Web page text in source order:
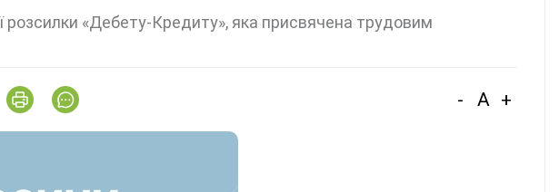
«Дебету-Кредиту», яка присвячена трудовим
- A +